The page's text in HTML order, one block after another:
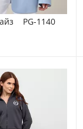
PG-1140